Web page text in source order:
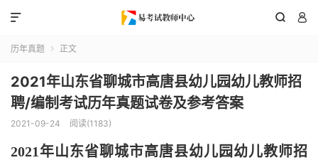
 

历年真题  正文
2021年山东省聊城市高唐县幼儿园幼儿教师招
聘/编制考试历年真题试卷及参考答案
2021-09-24 阅读(1183)
2021 年山东省聊城市高唐县幼儿园幼儿教师招